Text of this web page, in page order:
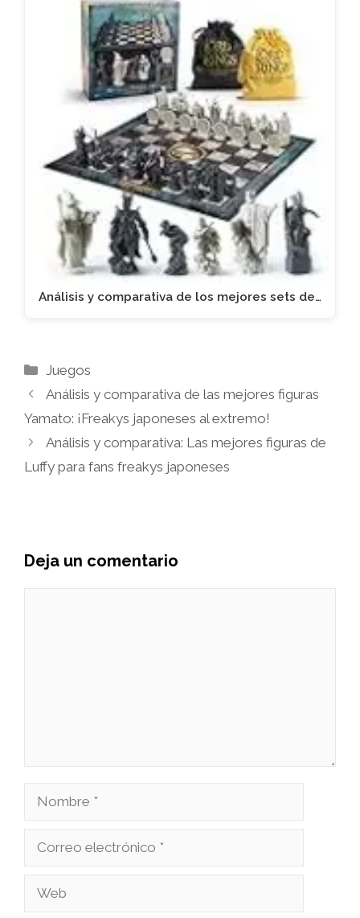
Análisis y comparativa de los mejores sets de…
Categorías
Juegos
Análisis y comparativa de las mejores figuras
Yamato: ¡Freakys japoneses al extremo!
Análisis y comparativa: Las mejores figuras de
Luffy para fans freakys japoneses
Deja un comentario
Nombre
Correo
Web